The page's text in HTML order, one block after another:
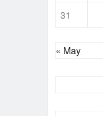
31
« May